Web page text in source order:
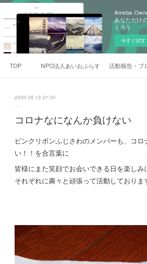
Ameba
あなただけ
くろう
今すぐ試す
TOP NPO法人あいおぷらす理事長挨拶
活動報告・ブ
2020.05.13 21:30
コロナなになんか負けない
ピンクリボンふじさわのメンバーも、コロ
い！！を合言葉に
皆様にまた笑顔でお会いできる日を楽しみ
それぞれに粛々と頑張って活動しておりま